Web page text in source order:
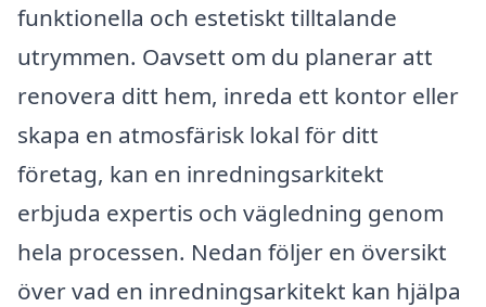
funktionella och estetiskt tilltalande
utrymmen. Oavsett om du planerar att
renovera ditt hem, inreda ett kontor eller
skapa en atmosfärisk lokal för ditt
företag, kan en inredningsarkitekt
erbjuda expertis och vägledning genom
hela processen. Nedan följer en översikt
över vad en inredningsarkitekt kan hjälpa